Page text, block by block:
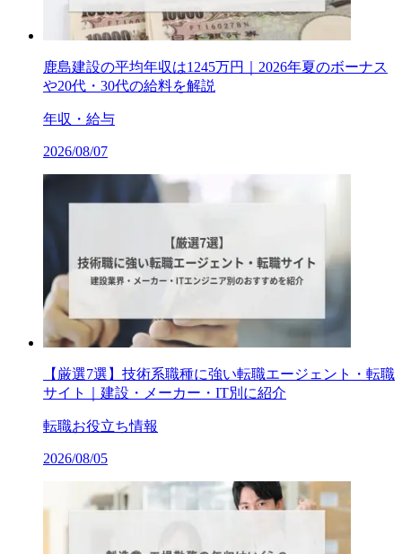
鹿島建設の平均年収は1245万円｜2026年夏のボーナス
や20代・30代の給料を解説
年収・給与
2026/08/07
【厳選7選】技術系職種に強い転職エージェント・転職
サイト｜建設・メーカー・IT別に紹介
転職お役立ち情報
2026/08/05